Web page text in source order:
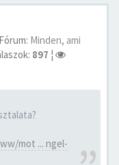
Fórum: Minden, ami
897 ¦
mot ... ngel-